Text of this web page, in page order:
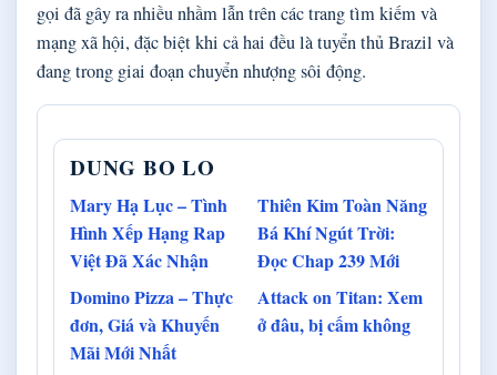
gọi đã gây ra nhiều nhầm lẫn trên các trang tìm kiếm và
mạng xã hội, đặc biệt khi cả hai đều là tuyển thủ Brazil và
đang trong giai đoạn chuyển nhượng sôi động.
DUNG BO LO
Mary Hạ Lục – Tình
Hình Xếp Hạng Rap
Việt Đã Xác Nhận
Thiên Kim Toàn Năng
Bá Khí Ngút Trời:
Đọc Chap 239 Mới
Domino Pizza – Thực
đơn, Giá và Khuyến
Mãi Mới Nhất
Attack on Titan: Xem
ở đâu, bị cấm không